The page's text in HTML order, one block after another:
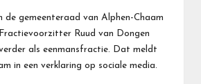
de gemeenteraad van Alphen-Chaam
Ruud van Dongen
als eenmansfractie. Dat meldt
in een verklaring op sociale media.